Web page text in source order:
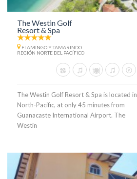
The Westin Golf
Resort & Spa
FLAMINGO Y TAMARINDO
REGIÓN NORTE DEL PACÍFICO
The Westin Golf Resort & Spa is located in
North-Pacific, at only 45 minutes from
Guanacaste International Airport. The
Westin